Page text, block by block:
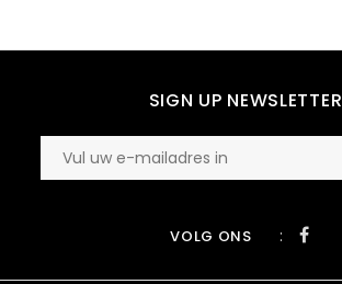
SIGN UP NEWSLETTER
VOLG ONS :